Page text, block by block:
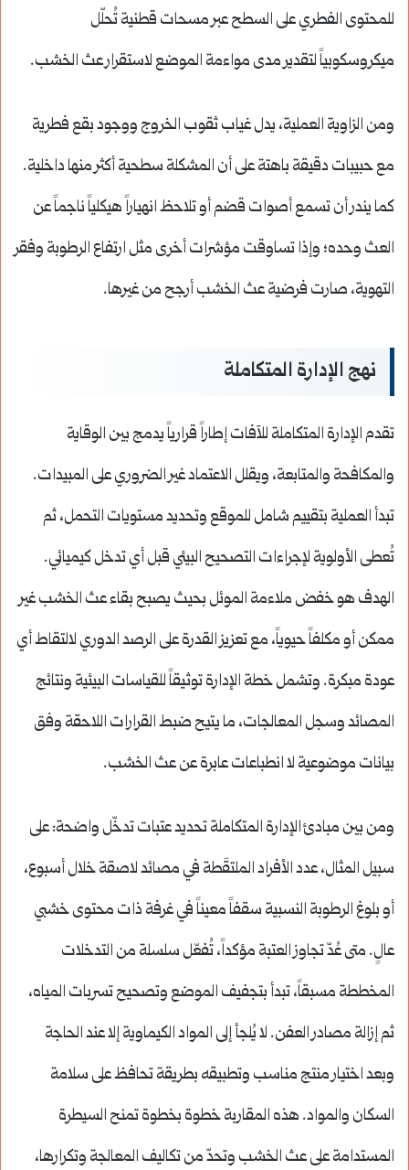
للمحتوى الفطري على السطح عبر مسحات قطنية تُحلّل
ميكروسكوبياً لتقدير مدى مواءمة الموضع لاستقرار عث الخشب.
ومن الزاوية العملية، يدل غياب ثقوب الخروج ووجود بقع فطرية
مع حبيبات دقيقة باهتة على أن المشكلة سطحية أكثر منها داخلية.
كما يندر أن تسمع أصوات قضم أو تلاحظ انهياراً هيكلياً ناجماً عن
العث وحده؛ وإذا تساوقت مؤشرات أخرى مثل ارتفاع الرطوبة وفقر
التهوية، صارت فرضية عث الخشب أرجح من غيرها.
نهج الإدارة المتكاملة
تقدم الإدارة المتكاملة للآفات إطاراً قرارياً يدمج بين الوقاية
والمكافحة والمتابعة، ويقلل الاعتماد غير الضروري على المبيدات.
تبدأ العملية بتقييم شامل للموقع وتحديد مستويات التحمل، ثم
تُعطى الأولوية لإجراءات التصحيح البيئي قبل أي تدخل كيميائي.
الهدف هو خفض ملاءمة الموئل بحيث يصبح بقاء عث الخشب غير
ممكن أو مكلفاً حيوياً، مع تعزيز القدرة على الرصد الدوري لالتقاط أي
عودة مبكرة. وتشمل خطة الإدارة توثيقاً للقياسات البيئية ونتائج
المصائد وسجل المعالجات، ما يتيح ضبط القرارات اللاحقة وفق
بيانات موضوعية لا انطباعات عابرة عن عث الخشب.
ومن بين مبادئ الإدارة المتكاملة تحديد عتبات تدخّل واضحة: على
سبيل المثال، عدد الأفراد الملتقَطة في مصائد لاصقة خلال أسبوع،
أو بلوغ الرطوبة النسبية سقفاً معيناً في غرفة ذات محتوى خشبي
عالٍ. متى عُدّ تجاوز العتبة مؤكداً، تُفعّل سلسلة من التدخلات
المخططة مسبقاً، تبدأ بتجفيف الموضع وتصحيح تسربات المياه،
ثم إزالة مصادر العفن. لا يُلجأ إلى المواد الكيماوية إلا عند الحاجة
وبعد اختيار منتج مناسب وتطبيقه بطريقة تحافظ على سلامة
السكان والمواد. هذه المقاربة خطوة بخطوة تمنح السيطرة
المستدامة على عث الخشب وتحدّ من تكاليف المعالجة وتكرارها،